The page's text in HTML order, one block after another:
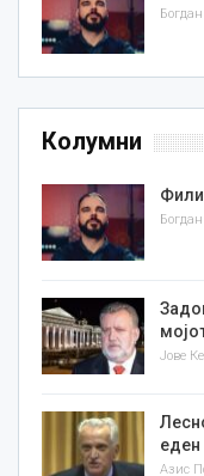
Колумни
Јове
Азис